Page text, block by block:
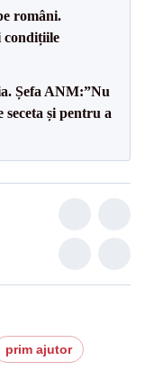
români.
condițiile
Șefa ANM:”Nu
și pentru a
prim ajutor